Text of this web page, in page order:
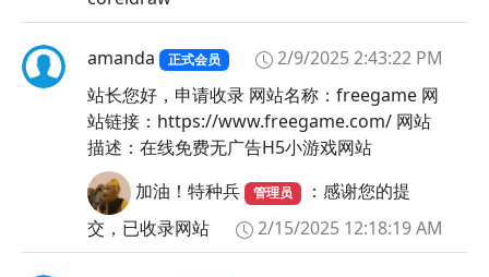
amanda 正式会员
2/9/2025 2:43:22 PM
站长您好，申请收录 网站名称：freegame 网
站链接：https://www.freegame.com/ 网站
描述：在线免费无广告H5小游戏网站
加油！特种兵
管理员
：感谢您的提
交，已收录网站
2/15/2025 12:18:19 AM